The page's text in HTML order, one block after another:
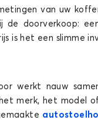
voor
van uw
doorverkoop:
is het een slimme
werkt nauw
merk, het model